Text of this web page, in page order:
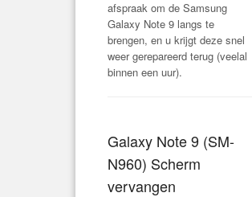
afspraak om de Samsung
Galaxy Note 9 langs te
brengen, en u krijgt deze snel
weer gerepareerd terug (veelal
binnen een uur).
Galaxy Note 9 (SM-
N960) Scherm
vervangen